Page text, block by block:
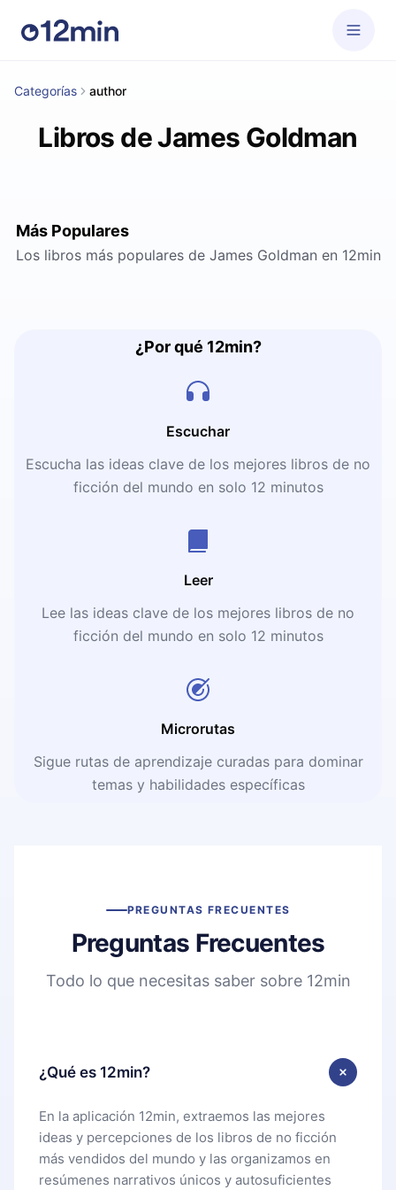
Categorías author
Libros de James Goldman
Más Populares
Los libros más populares de James Goldman en 12min
¿Por qué 12min?
Escuchar
Escucha las ideas clave de los mejores libros de no
ficción del mundo en solo 12 minutos
Leer
Lee las ideas clave de los mejores libros de no
ficción del mundo en solo 12 minutos
Microrutas
Sigue rutas de aprendizaje curadas para dominar
temas y habilidades específicas
PREGUNTAS FRECUENTES
Preguntas Frecuentes
Todo lo que necesitas saber sobre 12min
¿Qué es 12min?
En la aplicación 12min, extraemos las mejores
ideas y percepciones de los libros de no ficción
más vendidos del mundo y las organizamos en
resúmenes narrativos únicos y autosuficientes